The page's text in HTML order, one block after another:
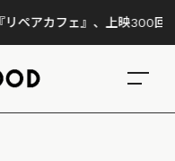
ェ』、上映300回の先で見